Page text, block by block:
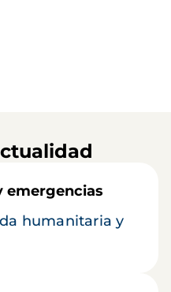
emergencias
humanitaria y